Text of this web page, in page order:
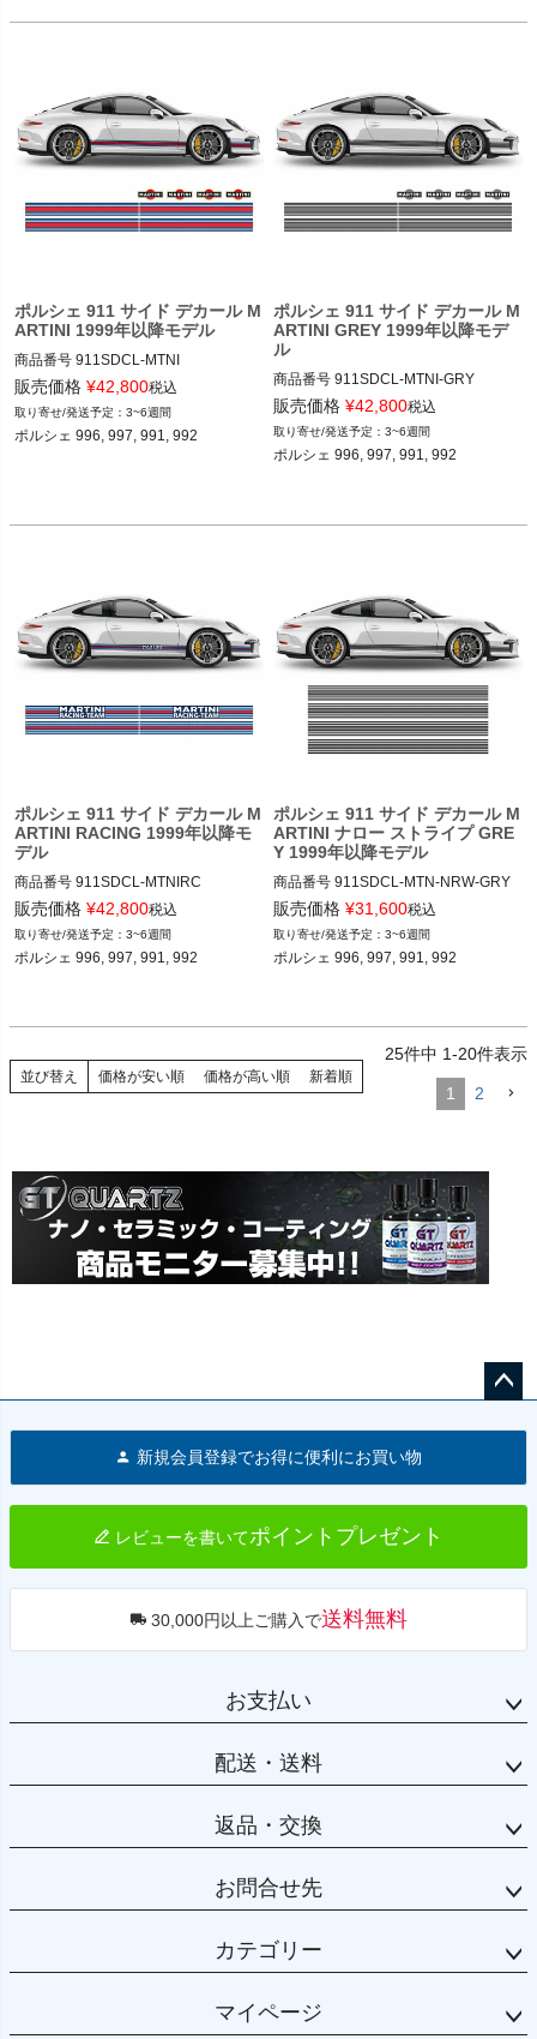
ポルシェ 911 サイド デカール M
ARTINI 1999年以降モデル
商品番号 911SDCL-MTNI
911SDCL-MTNI
12ADS SKU: 無
販売価格 ¥42,800税込
3~6週間
ポルシェ 996, 997, 991, 992
ポルシェ 911 サイド デカール M
ARTINI GREY 1999年以降モデ
ル
商品番号 911SDCL-MTNI-GRY
911SDCL-MTNI-GRY
12ADS SKU: 無
販売価格 ¥42,800税込
3~6週間
ポルシェ 996, 997, 991, 992
ポルシェ 911 サイド デカール M
ARTINI RACING 1999年以降モ
デル
商品番号 911SDCL-MTNIRC
911SDCL-MTNIRC
12ADS SKU: 無
販売価格 ¥42,800税込
3~6週間
ポルシェ 996, 997, 991, 992
ポルシェ 911 サイド デカール M
ARTINI ナロー ストライプ GRE
Y 1999年以降モデル
商品番号 911SDCL-MTN-NRW-GRY
911SDCL-MTNI-NRRW-GRY
12ADS SKU: 無
販売価格 ¥31,600税込
3~6週間
ポルシェ 996, 997, 991, 992
並び替え 価格が安い順 価格が高い順 新着順
25件中 1-20件表示
1 2
へ
新規会員登録でお得に便利にお買い物
レビューを書いてポイントプレゼント
30,000円以上ご購入で送料無料
お支払い
配送・送料
返品・交換
お問合せ先
カテゴリー
マイページ